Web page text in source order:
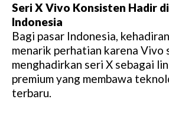
Seri X Vivo Konsisten Hadir
Indonesia
Bagi pasar Indonesia,
menarik perhatian karena Vivo
menghadirkan seri X sebagai
premium yang membawa
terbaru.